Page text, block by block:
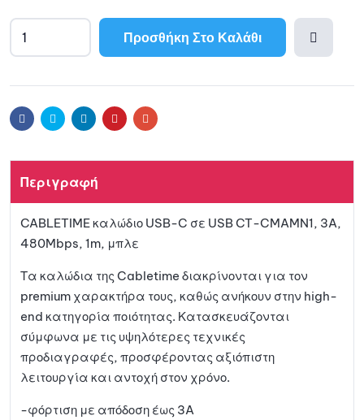
Προσθήκη Στο Καλάθι
αγαπη
μένων
FacebookTwitter LinkedinPinterestEmail
Περιγραφή
CABLETIME καλώδιο USB-C σε USB CT-CMAMN1, 3A,
480Mbps, 1m, μπλε
Τα καλώδια της Cabletime διακρίνονται για τον
premium χαρακτήρα τους, καθώς ανήκουν στην high-
end κατηγορία ποιότητας. Κατασκευάζονται
σύμφωνα με τις υψηλότερες τεχνικές
προδιαγραφές, προσφέροντας αξιόπιστη
λειτουργία και αντοχή στον χρόνο.
-φόρτιση με απόδοση έως 3A